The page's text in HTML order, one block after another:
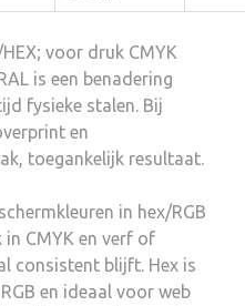
voor druk CMYK
is een benadering
fysieke stalen. Bij
en
toegankelijk resultaat.
in hex/RGB
in CMYK en verf of
consistent blijft. Hex is
en ideaal voor web